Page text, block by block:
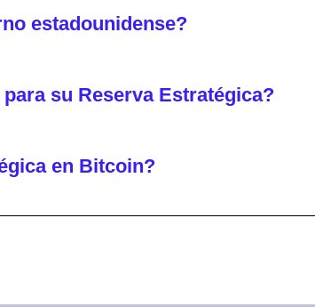
estadounidense?
su Reserva Estratégica?
en Bitcoin?